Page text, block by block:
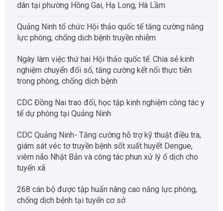
dân tại phường Hồng Gai, Hạ Long, Hà Lầm
Quảng Ninh tổ chức Hội thảo quốc tế tăng cường năng
lực phòng, chống dịch bệnh truyền nhiễm
Ngày làm việc thứ hai Hội thảo quốc tế: Chia sẻ kinh
nghiệm chuyển đổi số, tăng cường kết nối thực tiễn
trong phòng, chống dịch bệnh
CDC Đồng Nai trao đổi, học tập kinh nghiệm công tác y
tế dự phòng tại Quảng Ninh
CDC Quảng Ninh- Tăng cường hỗ trợ kỹ thuật điều tra,
giám sát véc tơ truyền bệnh sốt xuất huyết Dengue,
viêm não Nhật Bản và công tác phun xử lý ổ dịch cho
tuyến xã
268 cán bộ được tập huấn nâng cao năng lực phòng,
chống dịch bệnh tại tuyến cơ sở